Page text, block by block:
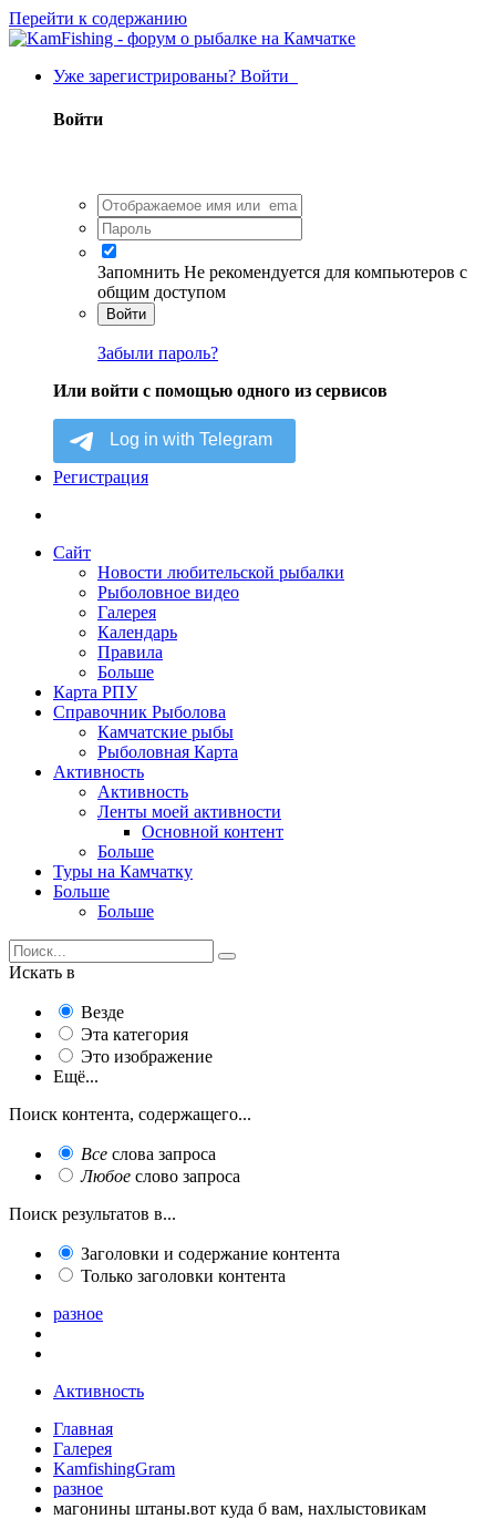
Перейти к содержанию
Уже зарегистрированы? Войти
Войти
Запомнить Не рекомендуется для компьютеров с
общим доступом
Войти
Забыли пароль?
Или войти с помощью одного из сервисов
Регистрация
Сайт
Новости любительской рыбалки
Рыболовное видео
Галерея
Календарь
Правила
Больше
Карта РПУ
Справочник Рыболова
Камчатские рыбы
Рыболовная Карта
Активность
Активность
Ленты моей активности
Основной контент
Больше
Туры на Камчатку
Больше
Больше
Искать в
Везде
Эта категория
Это изображение
Ещё...
Поиск контента, содержащего...
Все слова запроса
Любое слово запроса
Поиск результатов в...
Заголовки и содержание контента
Только заголовки контента
разное
Активность
Главная
Галерея
KamfishingGram
разное
магонины штаны.вот куда б вам, нахлыстовикам